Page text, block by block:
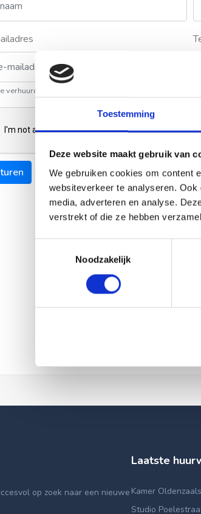
Toestemming
Deze website maakt gebruik van
We gebruiken cookies om content
websiteverkeer te analyseren.
media, adverteren en analyse.
verstrekt of die ze hebben
Noodzakelijk
verhuurder contact met u kan opnemen
op zoek naar een nieuwe
Laatste
Kamer
Studio